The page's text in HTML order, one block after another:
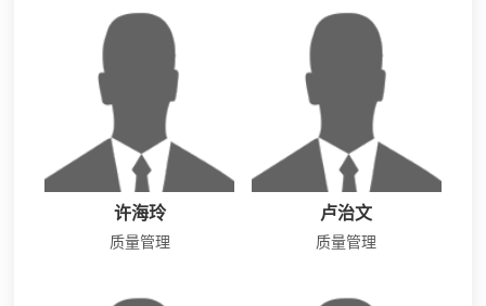
许海玲
质量管理
卢治文
质量管理